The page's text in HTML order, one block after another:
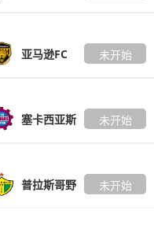
亚马逊FC 未开始
塞卡西亚斯 未开始
普拉斯哥野 未开始